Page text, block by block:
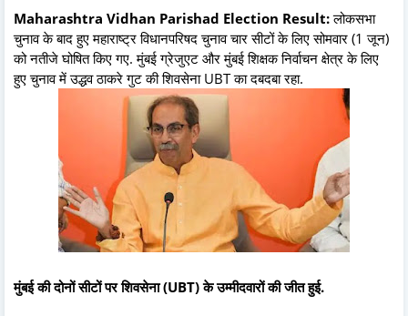
Maharashtra Vidhan Parishad Election Result:लोकसभा
चुनाव के बाद हुए महाराष्ट्र विधानपरिषद चुनाव चार सीटों के लिए सोमवार (1 जून)
को नतीजे घोषित किए गए. मुंबई ग्रेजुएट और मुंबई शिक्षक निर्वाचन क्षेत्र के लिए
हुए चुनाव में उद्धव ठाकरे गुट की शिवसेना UBT का दबदबा रहा.
मुंबई की दोनों सीटों पर शिवसेना (UBT) के उम्मीदवारों की जीत हुई.